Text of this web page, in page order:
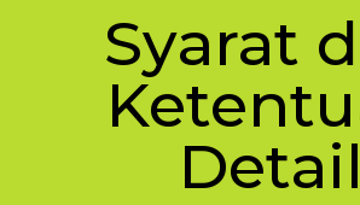
Syarat
Detail